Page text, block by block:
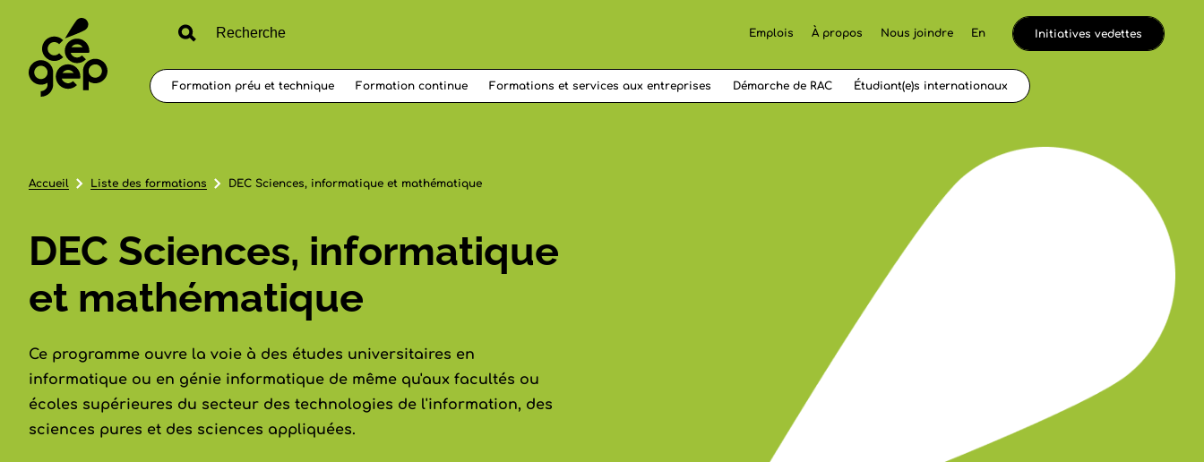
Emplois À propos Nous joindre En Initiatives vedettes
Formation préu et technique Formation continue Formations et services aux entreprises Démarche de RAC Étudiant(e)s internationaux
Accueil Liste des formations DEC Sciences, informatique et mathématique
DEC Sciences, informatique
et mathématique
Ce programme ouvre la voie à des études universitaires en
informatique ou en génie informatique de même qu'aux facultés ou
écoles supérieures du secteur des technologies de l'information, des
sciences pures et des sciences appliquées.